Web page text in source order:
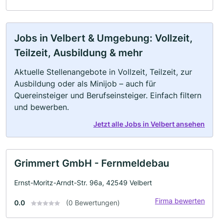
Jobs in Velbert & Umgebung: Vollzeit,
Teilzeit, Ausbildung & mehr
Aktuelle Stellenangebote in Vollzeit, Teilzeit, zur
Ausbildung oder als Minijob – auch für
Quereinsteiger und Berufseinsteiger. Einfach filtern
und bewerben.
Jetzt alle Jobs in Velbert ansehen
Grimmert GmbH - Fernmeldebau
Ernst-Moritz-Arndt-Str. 96a, 42549 Velbert
0.0 (0 Bewertungen) Firma bewerten